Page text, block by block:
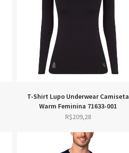
T-Shirt Lupo Underwear Camiseta
Warm Feminina 71633-001
R$209,28